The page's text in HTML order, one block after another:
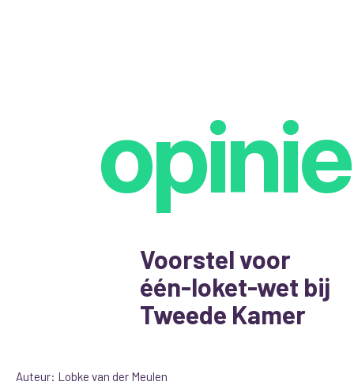
opinie
Voorstel voor
één-loket-wet bij
Tweede Kamer
Auteur: Lobke van der Meulen